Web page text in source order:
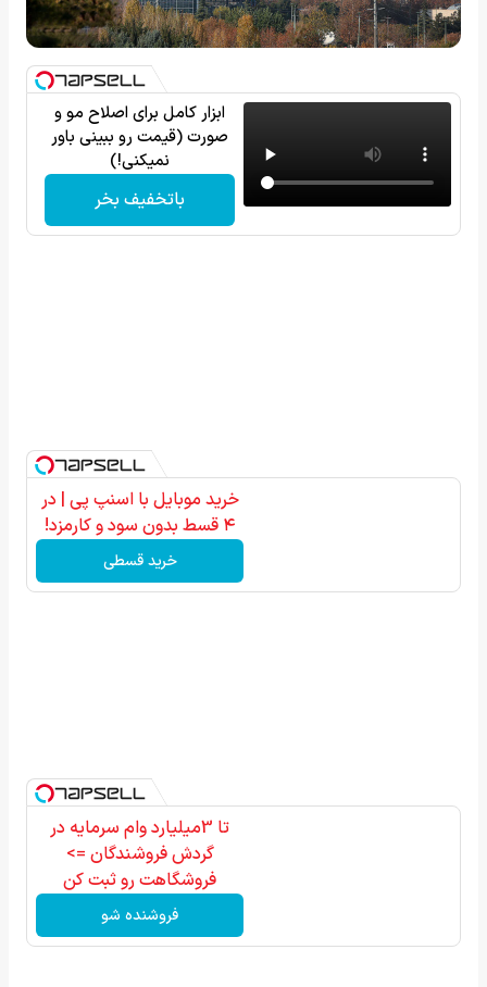
ابزار کامل برای اصلاح مو و
صورت (قیمت رو ببینی باور
نمیکنی!)
باتخفیف بخر
خرید موبایل با اسنپ پی | در
۴ قسط بدون سود و کارمزد!
خرید قسطی
تا 3میلیارد وام سرمایه در
گردش فروشندگان =>
فروشگاهت رو ثبت کن
فروشنده شو